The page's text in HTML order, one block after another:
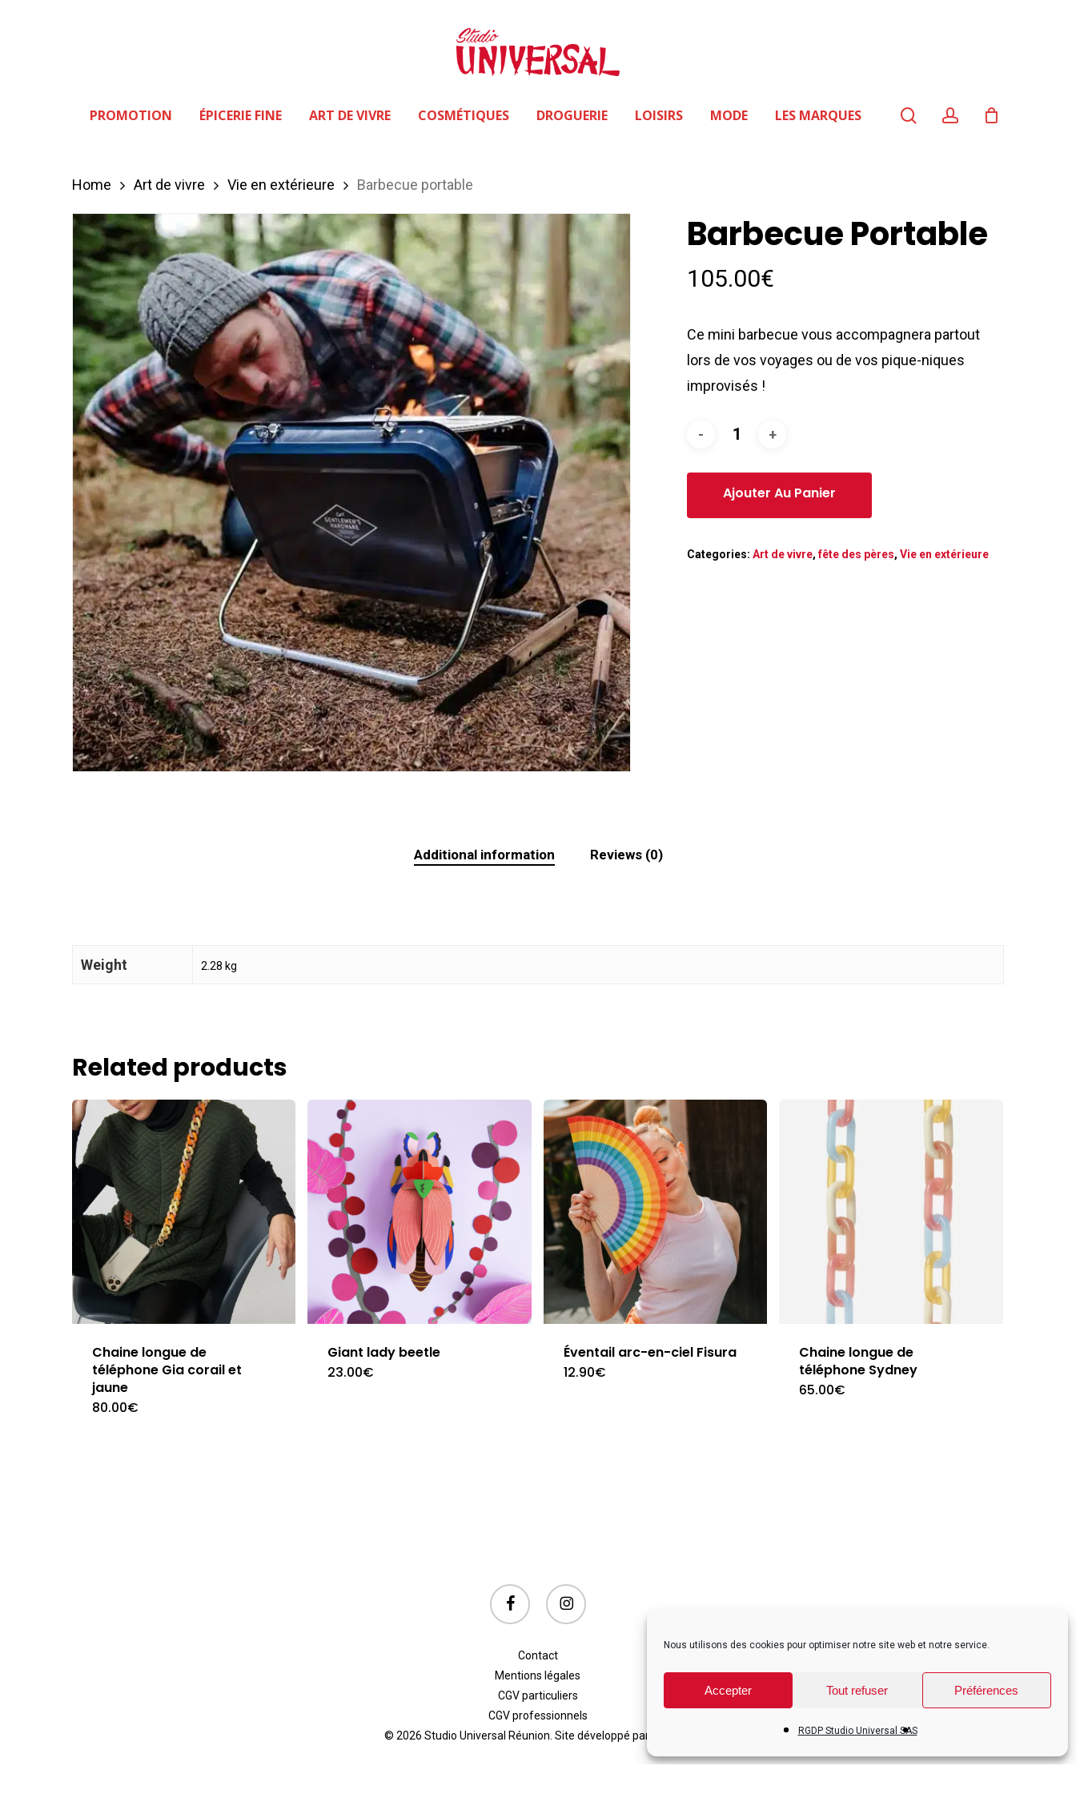
Nous utilisons des cookies pour optimiser notre site web et notre service.
Accepter Tout refuser Préférences
RGDP Studio Universal SAS
PROMOTION ÉPICERIE FINE ART DE VIVRE COSMÉTIQUES DROGUERIE LOISIRS MODE LES MARQUES searchaccount
Home Art de vivre Vie en extérieure Barbecue portable
Barbecue Portable
105.00€
Ce mini barbecue vous accompagnera partout
lors de vos voyages ou de vos pique-niques
improvisés !
Categories:Art de vivre,fête des pères,Vie en extérieure
Additional information Reviews (0)
Weight 2.28 kg
Related products
Chaine longue de
téléphone Gia corail et
jaune
80.00€
Giant lady beetle
23.00€
Éventail arc-en-ciel Fisura
12.90€
Chaine longue de
téléphone Sydney
65.00€
facebook instagram
Contact
Mentions légales
CGV particuliers
CGV professionnels
© 2026 Studio Universal Réunion. Site développé par Auralab